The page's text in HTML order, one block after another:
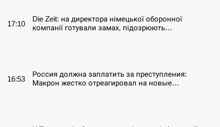
17:10
Die Zeit: на директора німецької оборонної
компанії готували замах, підозрюють…
16:53
Россия должна заплатить за преступления:
Макрон жестко отреагировал на новые…